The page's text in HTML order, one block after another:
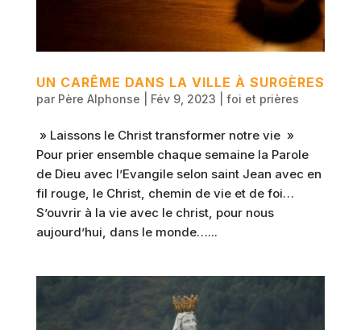
UN CARÊME DANS LA VILLE À SURGÈRES
par Père Alphonse Fév 9, 2023 foi et prières
» Laissons le Christ transformer notre vie »
Pour prier ensemble chaque semaine la Parole
de Dieu avec l’Evangile selon saint Jean avec en
fil rouge, le Christ, chemin de vie et de foi…
S’ouvrir à la vie avec le christ, pour nous
aujourd’hui, dans le monde…...